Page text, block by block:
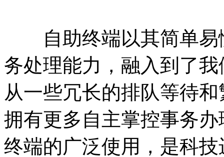
自助终端以其简单易
务处理能力，融入到了
从一些冗长的排队等待
拥有更多自主掌控事务
终端的广泛使用，是科